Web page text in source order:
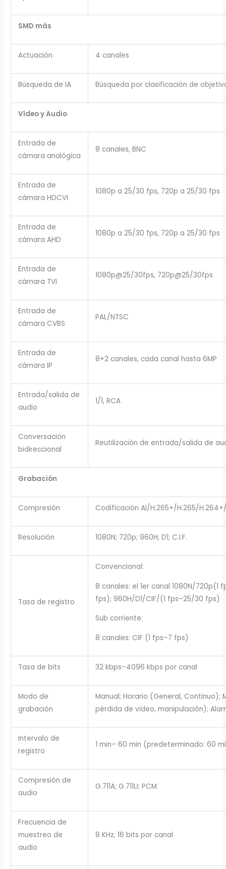
SMD más
Actuación 4 canales
Búsqueda de IA Búsqueda por clasificación de
Vídeo y Audio
Entrada de
cámara analógica
8 canales, BNC
Entrada de
cámara HDCVI
1080p a 25/30 fps, 720p a 25/30 fps
Entrada de
cámara AHD
1080p a 25/30 fps, 720p a 25/30 fps
Entrada de
cámara TVI
1080p@25/30fps, 720p@25/30fps
Entrada de
cámara CVBS
PAL/NTSC
Entrada de
cámara IP
8+2 canales, cada canal hasta 6MP
Entrada/salida de
audio
1/1, RCA
Conversación
bidireccional
Reutilización de entrada/salida de
Grabación
Compresión Codificación AI/H.265+/H.265/
Resolución 1080N; 720p; 960H; D1; C.I.F.
Tasa de registro
Convencional:
8 canales: el 1er canal 1080N/720p(1
fps); 960H/D1/CIF/(1 fps–25/30 fps)
Sub corriente:
8 canales: CIF (1 fps–7 fps)
Tasa de bits 32 kbps–4096 kbps por canal
Modo de
grabación
Manual; Horario (General,
pérdida de video, manipulación);
Intervalo de
registro
1 min– 60 min (predeterminado: 60
Compresión de
audio
G.711A; G.711U; PCM
Frecuencia de
muestreo de
audio
8 KHz, 16 bits por canal